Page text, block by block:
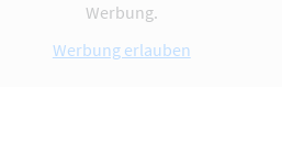
Werbung.
Werbung erlauben